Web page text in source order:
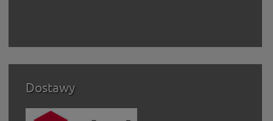
Dostawy